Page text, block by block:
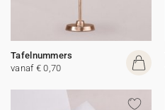
Tafelnummers
vanaf € 0,70